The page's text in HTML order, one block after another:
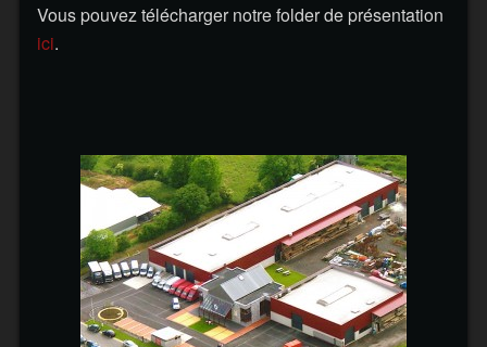
Vous pouvez télécharger notre folder de présentation
ici.